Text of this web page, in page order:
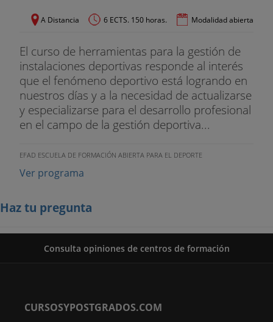
A Distancia 6 ECTS. 150 horas. Modalidad abierta
El curso de herramientas para la gestión de
instalaciones deportivas responde al interés
que el fenómeno deportivo está logrando en
nuestros días y a la necesidad de actualizarse
y especializarse para el desarrollo profesional
en el campo de la gestión deportiva...
EFAD ESCUELA DE FORMACIÓN ABIERTA PARA EL DEPORTE
Ver programa
Haz tu pregunta
Consulta opiniones de centros de formación
CURSOSYPOSTGRADOS.COM